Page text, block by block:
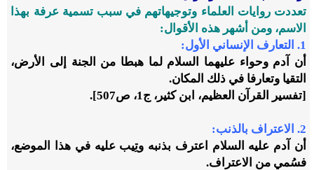
تعددت روايات العلماء وتوجيهاتهم في سبب تسمية عرفة بهذا
الاسم، ومن أشهر هذه الأقوال:
1. التعارف الإنساني الأول:
أن آدم وحواء عليهما السلام لما هبطا من الجنة إلى الأرض،
التقيا وتعارفا في ذلك المكان.
[تفسير القرآن العظيم، ابن كثير، ج1، ص507].
2. الاعتراف بالذنب:
أن آدم عليه السلام اعترف بذنبه وتِيب عليه في هذا الموضع،
فسُمي من الاعتراف.